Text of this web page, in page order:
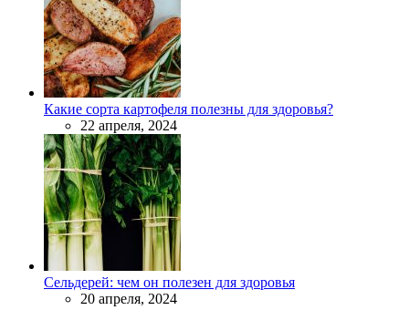
Какие сорта картофеля полезны для здоровья?
22 апреля, 2024
Сельдерей: чем он полезен для здоровья
20 апреля, 2024